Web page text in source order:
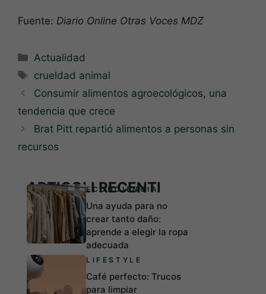
Fuente: Diario Online Otras Voces MDZ
Categorías
Actualidad
Etiquetas
crueldad animal
Consumir alimentos agroecológicos, una
tendencia que crece
Brat Pitt repartió alimentos a personas sin
recursos
ARTICOLI RECENTI
ECONCIENCIA
Una ayuda para no
crear tanto daño:
aprende a elegir la ropa
adecuada
LIFESTYLE
Café perfecto: Trucos
para limpiar